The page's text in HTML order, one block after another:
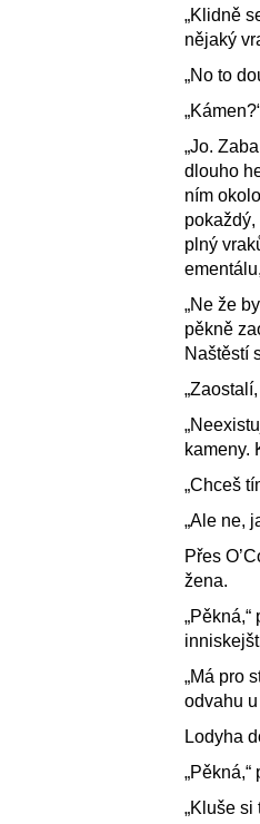
„Klidně
nějaký
„No to
„Jo.
dlouho
ním
plný
„Ne že
pěkně
Naštěstí
kameny.
„Chceš
„Ale ne,
Přes
žena.
„Má pro
odvahu
Lodyha
„Kluše si